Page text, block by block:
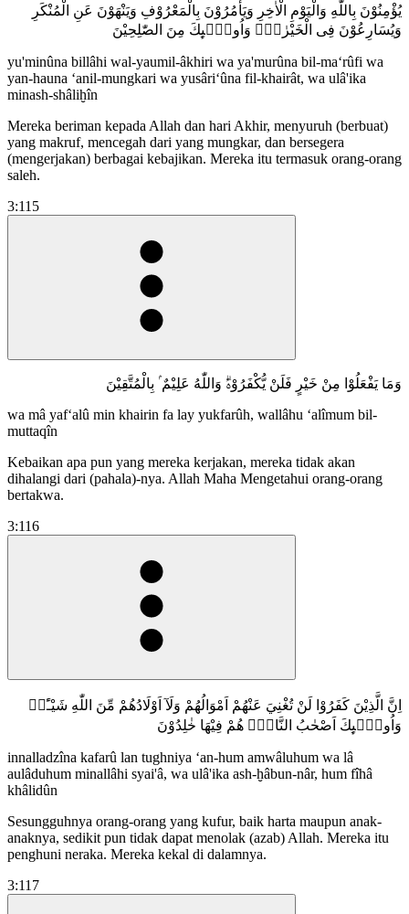
يُؤْمِنُوْنَ بِاللّٰهِ وَالْيَوْمِ الْاٰخِرِ وَيَأْمُرُوْنَ بِالْمَعْرُوْفِ وَيَنْهَوْنَ عَنِ الْمُنْكَرِ
وَيُسَارِعُوْنَ فِى الْخَيْرٰتِۗ وَاُولٰۤىِٕكَ مِنَ الصّٰلِحِيْنَ
yu'minûna billâhi wal-yaumil-âkhiri wa ya'murûna bil-ma‘rûfi wa
yan-hauna ‘anil-mungkari wa yusâri‘ûna fil-khairât, wa ulâ'ika
minash-shâliḫîn
Mereka beriman kepada Allah dan hari Akhir, menyuruh (berbuat)
yang makruf, mencegah dari yang mungkar, dan bersegera
(mengerjakan) berbagai kebajikan. Mereka itu termasuk orang-orang
saleh.
3:115
وَمَا يَفْعَلُوْا مِنْ خَيْرٍ فَلَنْ يُّكْفَرُوْهُۗ وَاللّٰهُ عَلِيْمٌ ۢ بِالْمُتَّقِيْنَ
wa mâ yaf‘alû min khairin fa lay yukfarûh, wallâhu ‘alîmum bil-
muttaqîn
Kebaikan apa pun yang mereka kerjakan, mereka tidak akan
dihalangi dari (pahala)-nya. Allah Maha Mengetahui orang-orang
bertakwa.
3:116
اِنَّ الَّذِيْنَ كَفَرُوْا لَنْ تُغْنِيَ عَنْهُمْ اَمْوَالُهُمْ وَلَآ اَوْلَادُهُمْ مِّنَ اللّٰهِ شَيْـًٔاۗ
وَاُولٰۤىِٕكَ اَصْحٰبُ النَّارِۚ هُمْ فِيْهَا خٰلِدُوْنَ
innalladzîna kafarû lan tughniya ‘an-hum amwâluhum wa lâ
aulâduhum minallâhi syai'â, wa ulâ'ika ash-ḫâbun-nâr, hum fîhâ
khâlidûn
Sesungguhnya orang-orang yang kufur, baik harta maupun anak-
anaknya, sedikit pun tidak dapat menolak (azab) Allah. Mereka itu
penghuni neraka. Mereka kekal di dalamnya.
3:117